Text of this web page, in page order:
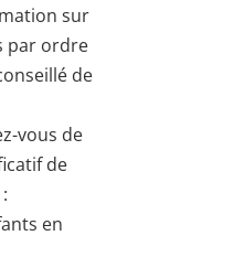
sur
par ordre
de
vous de
de
en